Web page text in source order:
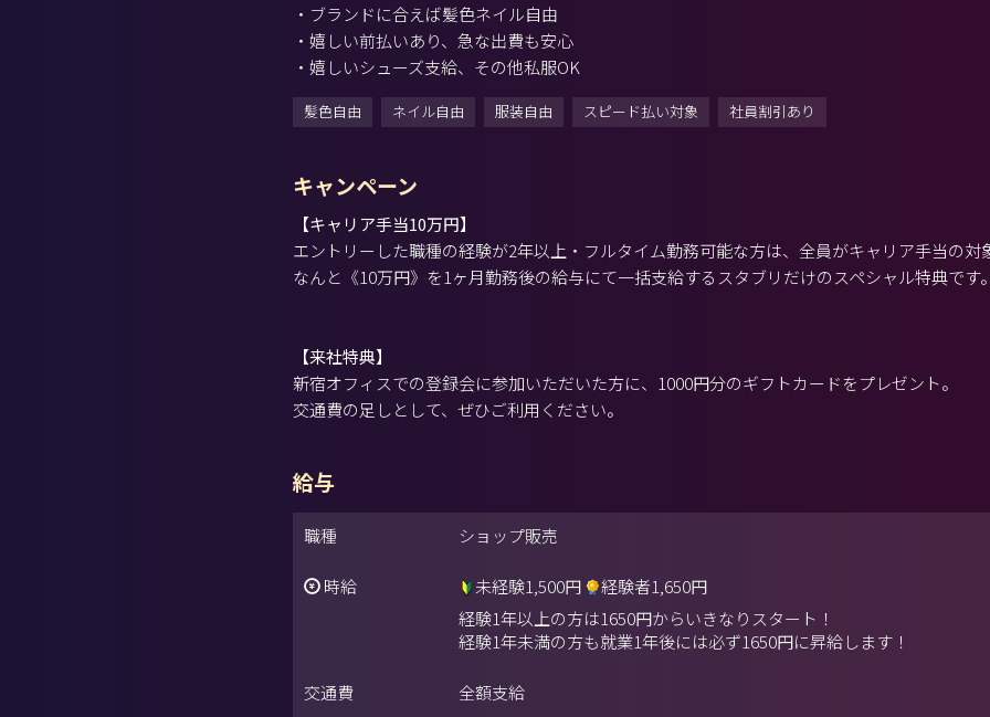
・ブランドに合えば髪色ネイル自由
・嬉しい前払いあり、急な出費も安心
・嬉しいシューズ支給、その他私服OK
髪色自由 ネイル自由 服装自由 スピード払い対象 社員割引あり
キャンペーン
【キャリア手当10万円】
エントリーした職種の経験が2年以上・フルタイム勤務可能な方は、全員がキャリア手当の対
なんと《10万円》を1ヶ月勤務後の給与にて一括支給するスタブリだけのスペシャル特典です
【来社特典】
新宿オフィスでの登録会に参加いただいた方に、1000円分のギフトカードをプレゼント。
交通費の足しとして、ぜひご利用ください。
給与
職種 ショップ販売
時給 未経験1,500円
経験者1,650円
経験1年以上の方は1650円からいきなりスタート！
経験1年未満の方も就業1年後には必ず1650円に昇給します！
交通費 全額支給